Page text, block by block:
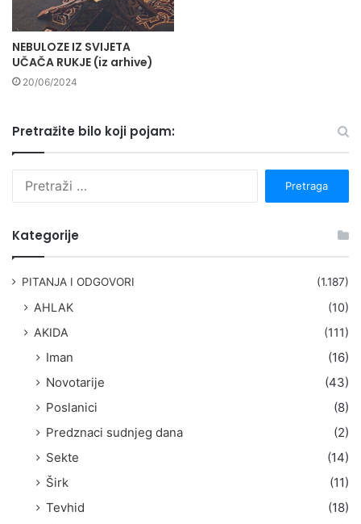
NEBULOZE IZ SVIJETA
UČAČA RUKJE (iz arhive)
20/06/2024
Pretražite bilo koji pojam:
Kategorije
PITANJA I ODGOVORI (1.187)
AHLAK
(10)
AKIDA
(111)
Iman
(16)
Novotarije
(43)
Poslanici
(8)
Predznaci sudnjeg dana
(2)
Sekte
(14)
Širk
(11)
Tevhid
(18)